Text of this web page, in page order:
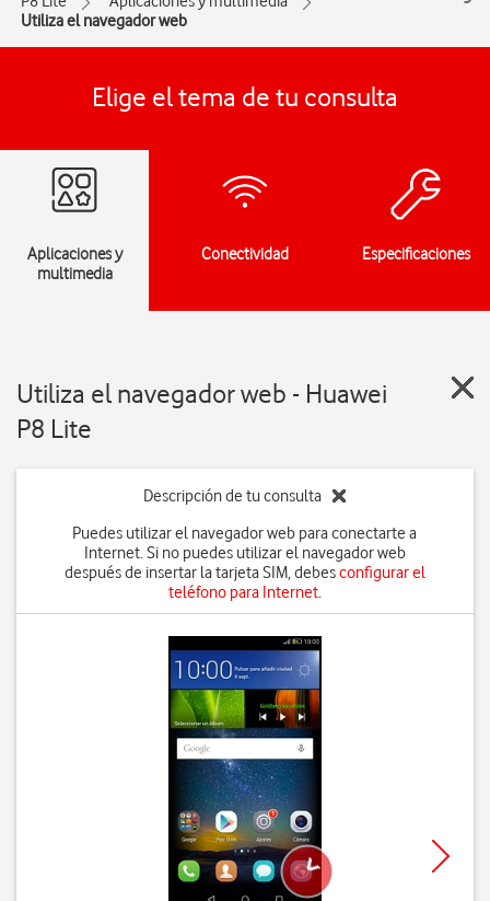
Utiliza el navegador web
Elige el tema de tu consulta
Aplicaciones y
multimedia
Conectividad Especificaciones
Utiliza el navegador web - Huawei
P8 Lite
Descripción de tu consulta
Puedes utilizar el navegador web para conectarte a
Internet. Si no puedes utilizar el navegador web
después de insertar la tarjeta SIM, debesconfigurar el
teléfono para Internet.